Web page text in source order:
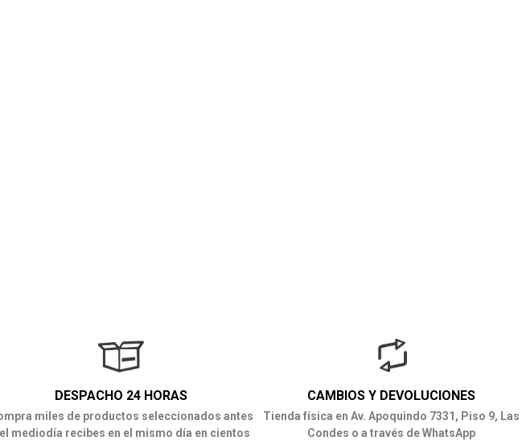
DESPACHO 24 HORAS
miles de productos seleccionados antes
mediodía recibes en el mismo día en cientos
CAMBIOS Y DEVOLUCIONES
Tienda física en Av. Apoquindo 7331, Piso 9, Las
Condes o a través de WhatsApp